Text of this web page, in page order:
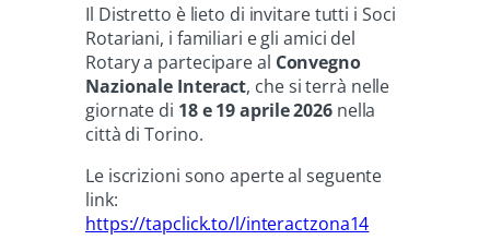
Il Distretto è lieto di invitare tutti i Soci
Rotariani, i familiari e gli amici del
Rotary a partecipare al Convegno
Nazionale Interact, che si terrà nelle
giornate di 18 e 19 aprile 2026nella
città di Torino.
Le iscrizioni sono aperte al seguente
link:
https://tapclick.to/l/interactzona14